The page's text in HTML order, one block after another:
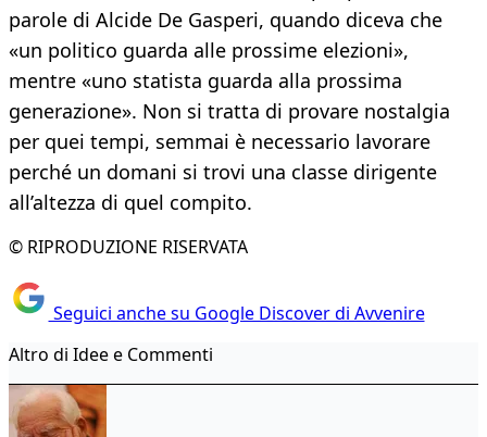
parole di Alcide De Gasperi, quando diceva che
«un politico guarda alle prossime elezioni»,
mentre «uno statista guarda alla prossima
generazione». Non si tratta di provare nostalgia
per quei tempi, semmai è necessario lavorare
perché un domani si trovi una classe dirigente
all’altezza di quel compito.
© RIPRODUZIONE RISERVATA
Seguici anche su Google Discover di Avvenire
Altro di Idee e Commenti